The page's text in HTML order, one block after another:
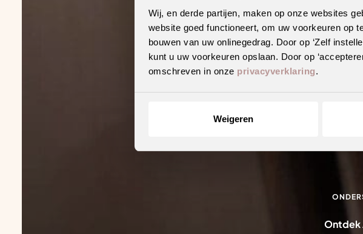
Wij, en derde partijen, maken op onze websites
website goed functioneert, om uw voorkeuren op
bouwen van uw onlinegedrag. Door op ‘Zelf
kunt u uw voorkeuren opslaan. Door op
omschreven in onze privacyverklaring.
Weigeren
Ontdek